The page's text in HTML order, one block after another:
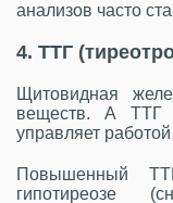
анализов часто
4. ТТГ
Щитовидная
веществ. А ТТГ
управляет
Повышенный
гипотиреозе